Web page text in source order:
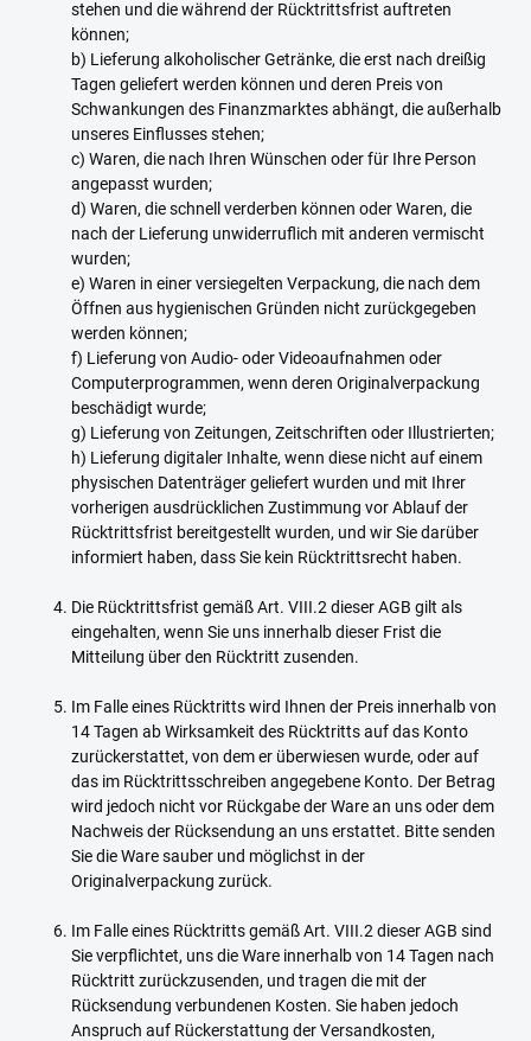
stehen und die während der Rücktrittsfrist auftreten
können;
b) Lieferung alkoholischer Getränke, die erst nach dreißig
Tagen geliefert werden können und deren Preis von
Schwankungen des Finanzmarktes abhängt, die außerhalb
unseres Einflusses stehen;
c) Waren, die nach Ihren Wünschen oder für Ihre Person
angepasst wurden;
d) Waren, die schnell verderben können oder Waren, die
nach der Lieferung unwiderruflich mit anderen vermischt
wurden;
e) Waren in einer versiegelten Verpackung, die nach dem
Öffnen aus hygienischen Gründen nicht zurückgegeben
werden können;
f) Lieferung von Audio- oder Videoaufnahmen oder
Computerprogrammen, wenn deren Originalverpackung
beschädigt wurde;
g) Lieferung von Zeitungen, Zeitschriften oder Illustrierten;
h) Lieferung digitaler Inhalte, wenn diese nicht auf einem
physischen Datenträger geliefert wurden und mit Ihrer
vorherigen ausdrücklichen Zustimmung vor Ablauf der
Rücktrittsfrist bereitgestellt wurden, und wir Sie darüber
informiert haben, dass Sie kein Rücktrittsrecht haben.
Die Rücktrittsfrist gemäß Art. VIII.2 dieser AGB gilt als
eingehalten, wenn Sie uns innerhalb dieser Frist die
Mitteilung über den Rücktritt zusenden.
Im Falle eines Rücktritts wird Ihnen der Preis innerhalb von
14 Tagen ab Wirksamkeit des Rücktritts auf das Konto
zurückerstattet, von dem er überwiesen wurde, oder auf
das im Rücktrittsschreiben angegebene Konto. Der Betrag
wird jedoch nicht vor Rückgabe der Ware an uns oder dem
Nachweis der Rücksendung an uns erstattet. Bitte senden
Sie die Ware sauber und möglichst in der
Originalverpackung zurück.
Im Falle eines Rücktritts gemäß Art. VIII.2 dieser AGB sind
Sie verpflichtet, uns die Ware innerhalb von 14 Tagen nach
Rücktritt zurückzusenden, und tragen die mit der
Rücksendung verbundenen Kosten. Sie haben jedoch
Anspruch auf Rückerstattung der Versandkosten,